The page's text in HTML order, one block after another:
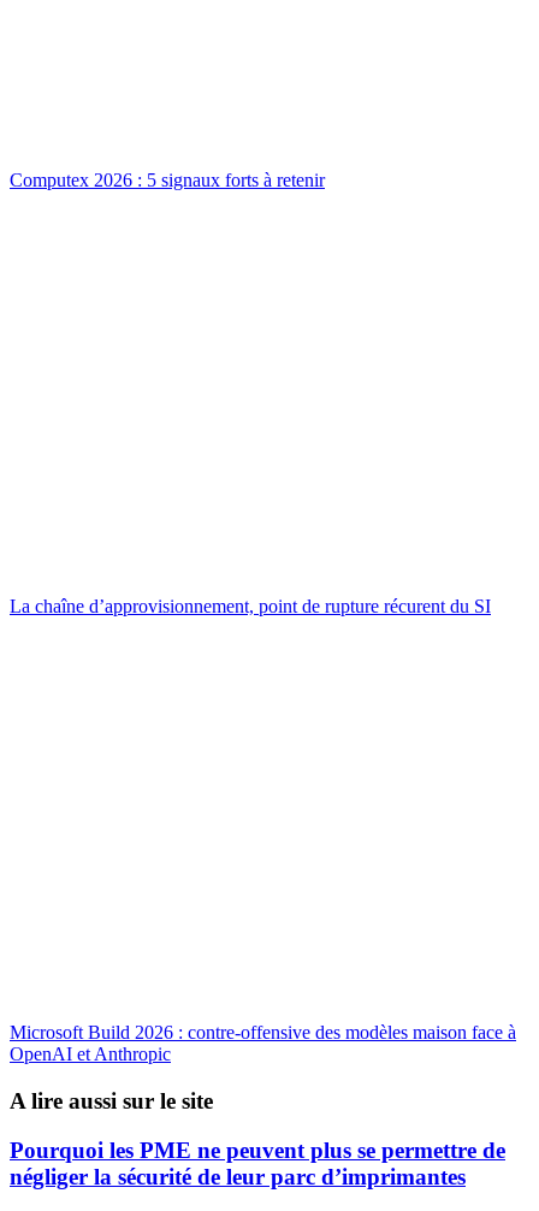
Computex 2026 : 5 signaux forts à retenir
La chaîne d’approvisionnement, point de rupture récurent du SI
Microsoft Build 2026 : contre-offensive des modèles maison face à
OpenAI et Anthropic
A lire aussi sur le site
Pourquoi les PME ne peuvent plus se permettre de
négliger la sécurité de leur parc d’imprimantes